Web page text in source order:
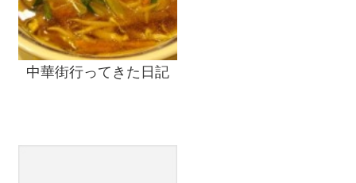
中華街行ってきた日記